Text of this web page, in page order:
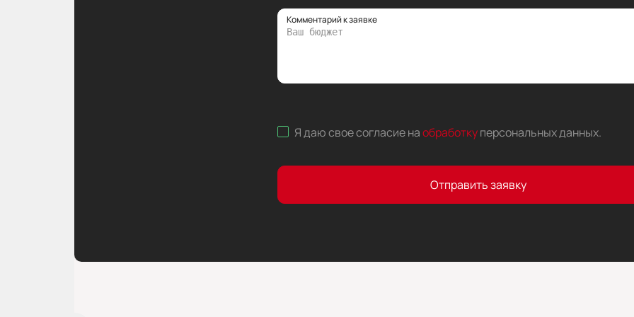
Комментарий к заявке
Я даю свое согласие наобработку персональных данных.
Отправить заявку